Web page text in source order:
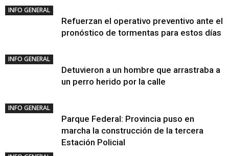
INFO GENERAL
Refuerzan el operativo preventivo ante el
pronóstico de tormentas para estos días
INFO GENERAL
Detuvieron a un hombre que arrastraba a
un perro herido por la calle
INFO GENERAL
Parque Federal: Provincia puso en
marcha la construcción de la tercera
Estación Policial